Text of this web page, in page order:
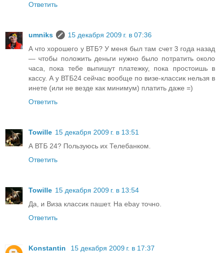
Ответить
umniks
15 декабря 2009 г. в 07:36
А что хорошего у ВТБ? У меня был там счет 3 года назад
— чтобы положить деньги нужно было потратить около
часа, пока тебе выпишут платежку, пока простоишь в
кассу. А у ВТБ24 сейчас вообще по визе-классик нельзя в
инете (или не везде как минимум) платить даже =)
Ответить
Towille 15 декабря 2009 г. в 13:51
А ВТБ 24? Пользуюсь их Телебанком.
Ответить
Towille 15 декабря 2009 г. в 13:54
Да, и Виза классик пашет. На ebay точно.
Ответить
Konstantin
15 декабря 2009 г. в 17:37